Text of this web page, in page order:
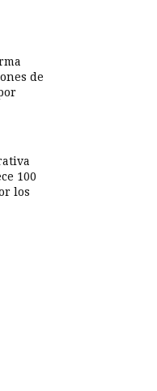
de
100
los